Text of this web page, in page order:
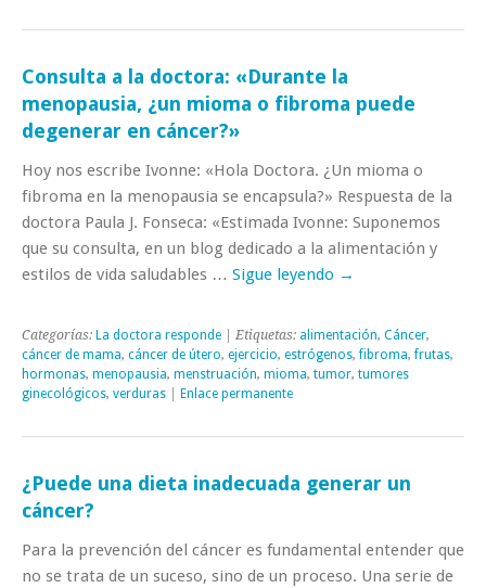
Consulta a la doctora: «Durante la
menopausia, ¿un mioma o fibroma puede
degenerar en cáncer?»
Hoy nos escribe Ivonne: «Hola Doctora. ¿Un mioma o
fibroma en la menopausia se encapsula?» Respuesta de la
doctora Paula J. Fonseca: «Estimada Ivonne: Suponemos
que su consulta, en un blog dedicado a la alimentación y
estilos de vida saludables … Sigue leyendo →
Categorías: La doctora responde | Etiquetas: alimentación, Cáncer,
cáncer de mama, cáncer de útero, ejercicio, estrógenos,fibroma,frutas,
hormonas, menopausia, menstruación, mioma, tumor, tumores
ginecológicos, verduras Enlace permanente
¿Puede una dieta inadecuada generar un
cáncer?
Para la prevención del cáncer es fundamental entender que
no se trata de un suceso, sino de un proceso. Una serie de